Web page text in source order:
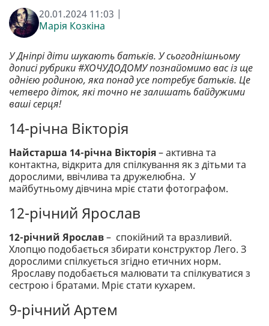
20.01.2024 11:03 |
Марія Козкіна
У Дніпрі діти шукають батьків. У сьогоднішньому
дописі рубрики #ХОЧУДОДОМУ познайомимо вас із ще
однією родиною, яка понад усе потребує батьків. Це
четверо діток, які точно не залишать байдужими
ваші серця!
14-річна Вікторія
Найстарша 14-річна Вікторія– активна та
контактна, відкрита для спілкування як з дітьми та
дорослими, ввічлива та дружелюбна. У
майбутньому дівчина мріє стати фотографом.
12-річний Ярослав
12-річний Ярослав– спокійний та вразливий.
Хлопцю подобається збирати конструктор Лего. З
дорослими спілкується згідно етичних норм.
Ярославу подобається малювати та спілкуватися з
сестрою і братами. Мріє стати кухарем.
9-річний Артем